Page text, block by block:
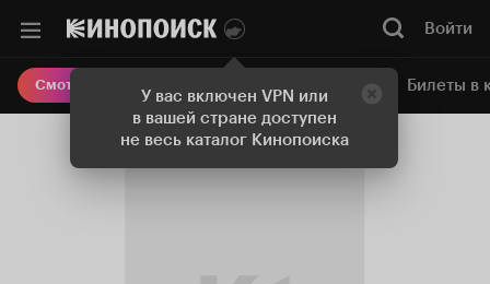
У вас включен VPN или
в вашей стране доступен
не весь каталог Кинопоиска
Войти
Смотреть кино Онлайн-кинотеатр Билеты в